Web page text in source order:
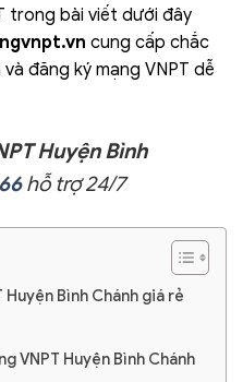
trong bài viết dưới đây
cung cấp chắc
đăng ký mạng VNPT dễ
Huyện Bình
hỗ trợ 24/7
Bình Chánh giá rẻ
VNPT Huyện Bình Chánh